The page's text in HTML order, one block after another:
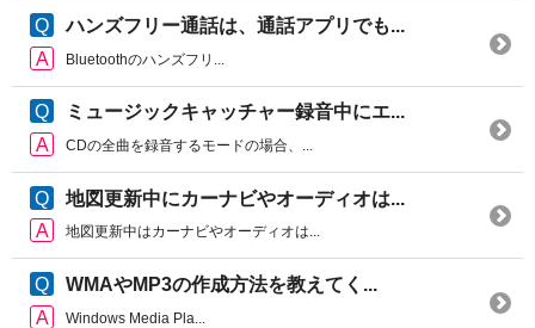
ハンズフリー通話は、通話アプリでも...
Bluetoothのハンズフリ...
ミュージックキャッチャー録音中にエ...
CDの全曲を録音するモードの場合、...
地図更新中にカーナビやオーディオは...
地図更新中はカーナビやオーディオは...
WMAやMP3の作成方法を教えてく...
Windows Media Pla...